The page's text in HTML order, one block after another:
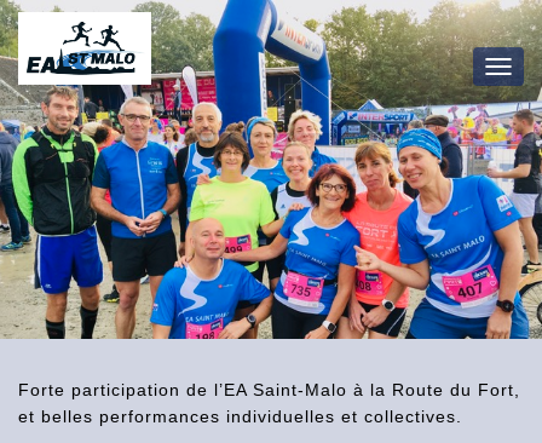
Forte participation de l’EA Saint-Malo à la Route du Fort,
et belles performances individuelles et collectives.